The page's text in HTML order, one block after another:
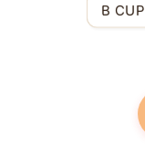
B CUP